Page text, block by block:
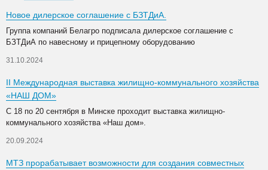
Новое дилерское соглашение с БЗТДиА.
Группа компаний Белагро подписала дилерское соглашение с
БЗТДиА по навесному и прицепному оборудованию
31.10.2024
II Международная выставка жилищно-коммунального хозяйства
«НАШ ДОМ»
С 18 по 20 сентября в Минске проходит выставка жилищно-
коммунального хозяйства «Наш дом».
20.09.2024
МТЗ прорабатывает возможности для создания совместных